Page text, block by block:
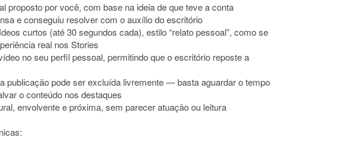
proposto por você, com base na ideia de que teve a conta
e conseguiu resolver com o auxílio do escritório
curtos (até 30 segundos cada), estilo “relato pessoal”, como se
real nos Stories
no seu perfil pessoal, permitindo que o escritório reposte a
publicação pode ser excluída livremente — basta aguardar o tempo
o conteúdo nos destaques
envolvente e próxima, sem parecer atuação ou leitura